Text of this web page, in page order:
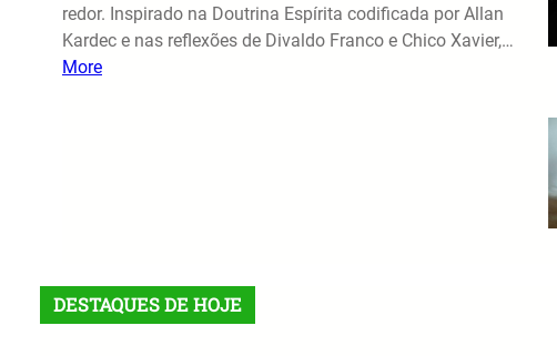
redor. Inspirado na Doutrina Espírita codificada por Allan
Kardec e nas reflexões de Divaldo Franco e Chico Xavier,…
More
DESTAQUES DE HOJE